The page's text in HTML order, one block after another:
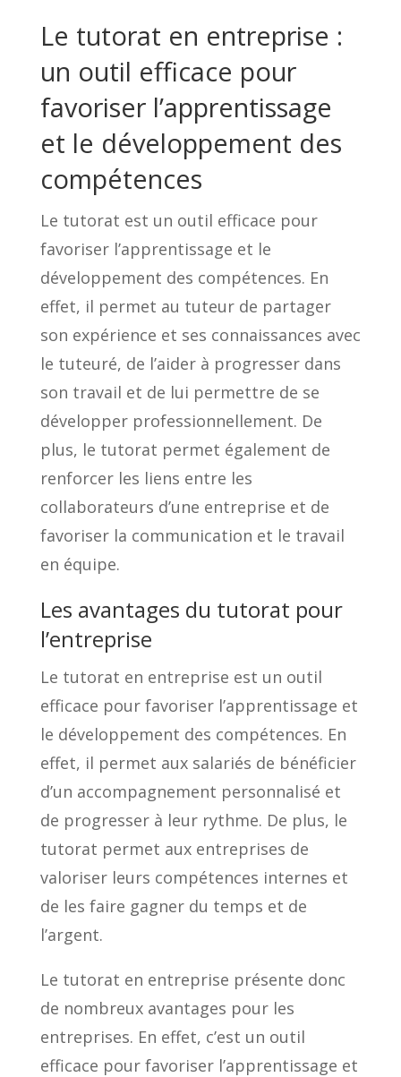
Le tutorat en entreprise :
un outil efficace pour
favoriser l’apprentissage
et le développement des
compétences
Le tutorat est un outil efficace pour
favoriser l’apprentissage et le
développement des compétences. En
effet, il permet au tuteur de partager
son expérience et ses connaissances avec
le tuteuré, de l’aider à progresser dans
son travail et de lui permettre de se
développer professionnellement. De
plus, le tutorat permet également de
renforcer les liens entre les
collaborateurs d’une entreprise et de
favoriser la communication et le travail
en équipe.
Les avantages du tutorat pour
l’entreprise
Le tutorat en entreprise est un outil
efficace pour favoriser l’apprentissage et
le développement des compétences. En
effet, il permet aux salariés de bénéficier
d’un accompagnement personnalisé et
de progresser à leur rythme. De plus, le
tutorat permet aux entreprises de
valoriser leurs compétences internes et
de les faire gagner du temps et de
l’argent.
Le tutorat en entreprise présente donc
de nombreux avantages pour les
entreprises. En effet, c’est un outil
efficace pour favoriser l’apprentissage et